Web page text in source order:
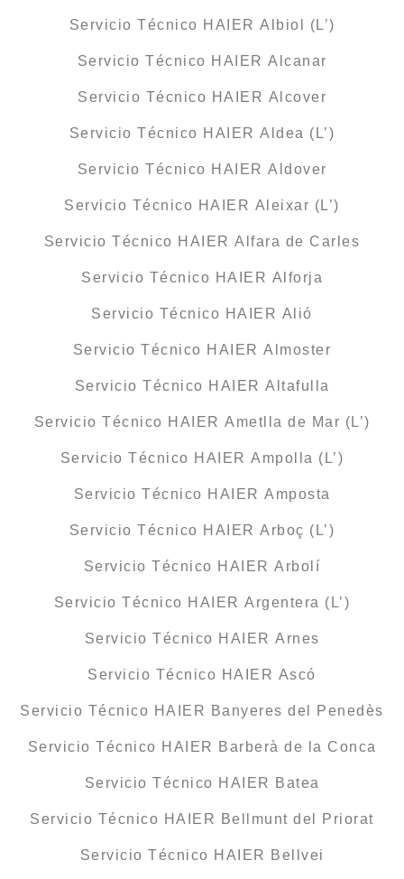
Servicio Técnico HAIER Albiol (L’)
Servicio Técnico HAIER Alcanar
Servicio Técnico HAIER Alcover
Servicio Técnico HAIER Aldea (L’)
Servicio Técnico HAIER Aldover
Servicio Técnico HAIER Aleixar (L’)
Servicio Técnico HAIER Alfara de Carles
Servicio Técnico HAIER Alforja
Servicio Técnico HAIER Alió
Servicio Técnico HAIER Almoster
Servicio Técnico HAIER Altafulla
Servicio Técnico HAIER Ametlla de Mar (L’)
Servicio Técnico HAIER Ampolla (L’)
Servicio Técnico HAIER Amposta
Servicio Técnico HAIER Arboç (L’)
Servicio Técnico HAIER Arbolí
Servicio Técnico HAIER Argentera (L’)
Servicio Técnico HAIER Arnes
Servicio Técnico HAIER Ascó
Servicio Técnico HAIER Banyeres del Penedès
Servicio Técnico HAIER Barberà de la Conca
Servicio Técnico HAIER Batea
Servicio Técnico HAIER Bellmunt del Priorat
Servicio Técnico HAIER Bellvei